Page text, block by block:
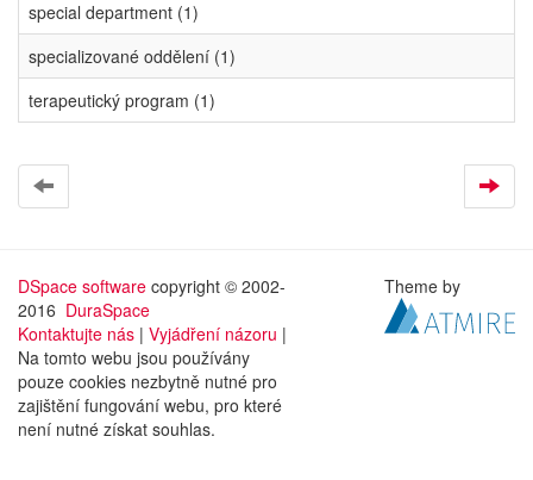
special department (1)
specializované oddělení (1)
terapeutický program (1)
DSpace software copyright © 2002-
2016 DuraSpace
Kontaktujte nás | Vyjádření názoru |
Na tomto webu jsou používány
pouze cookies nezbytně nutné pro
zajištění fungování webu, pro které
není nutné získat souhlas.
Theme by